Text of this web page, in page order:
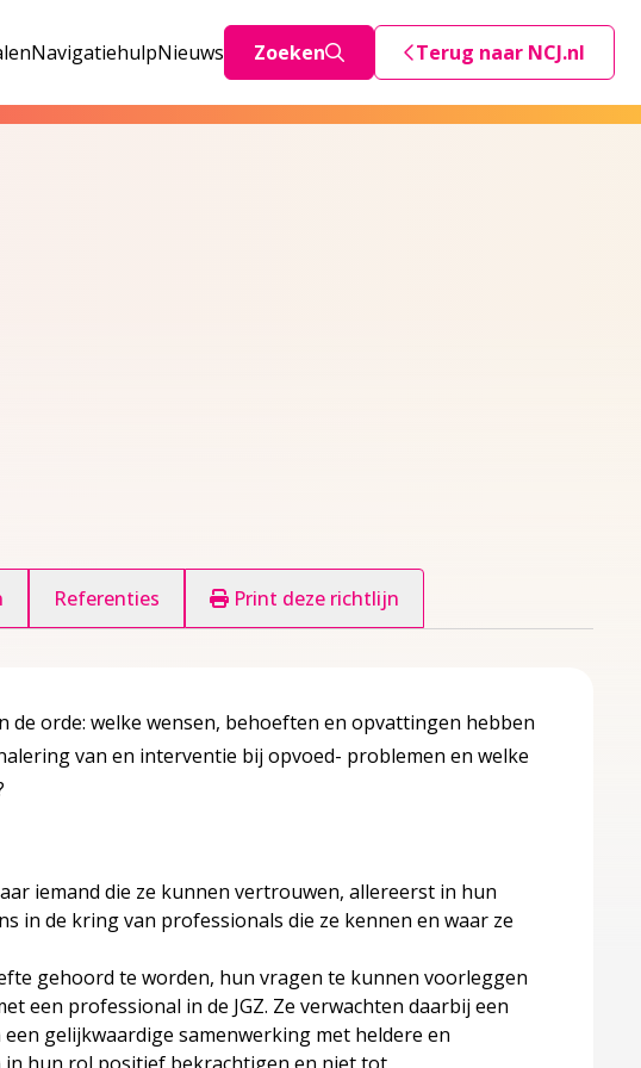
NavigatiehulpNieuws Zoeken Terug naar NCJ.nl
Deze link stuurt je terug
Referenties Print deze richtlijn
de orde: welke wensen, behoeften en opvattingen hebben
van en interventie bij opvoed- problemen en welke
iemand die ze kunnen vertrouwen, allereerst in hun
in de kring van professionals die ze kennen en waar ze
gehoord te worden, hun vragen te kunnen voorleggen
een professional in de JGZ. Ze verwachten daarbij een
gelijkwaardige samenwerking met heldere en